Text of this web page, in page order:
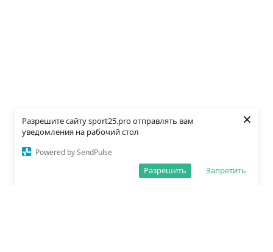
Разрешите сайту sport25.pro отправлять вам
уведомления на рабочий стол
Powered by SendPulse
Запретить
Разрешить
×